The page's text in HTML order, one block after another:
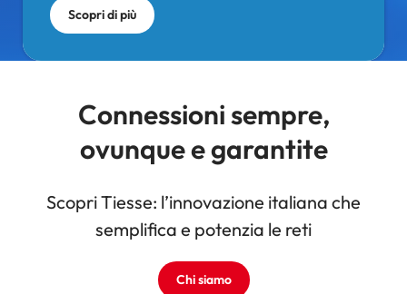
Scopri di più
Connessioni sempre,
ovunque e garantite
Scopri Tiesse: l’innovazione italiana che
semplifica e potenzia le reti
Chi siamo